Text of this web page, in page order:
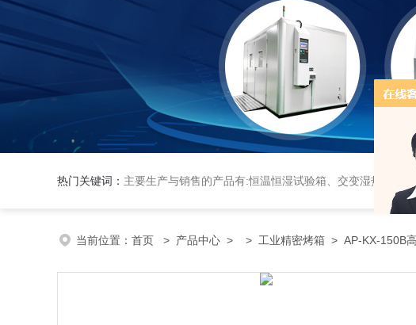
热门关键词： 主要生产与销售的产品有:恒温恒湿试验箱、交变湿热试验箱、高低温交变试验箱、冷热冲击实验箱、紫外光试验箱、氙灯老化箱、恒温恒湿实验室、沙尘试验箱、淋雨试
当前位置： 首页 > 产品中心 > > 工业精密烤箱 > AP-KX-150B